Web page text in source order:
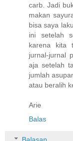
carb. Jadi
makan
bisa saya
ini setelah
karena kita
jurnal-jurnal
aja setelah
jumlah
atau beralih
Arie
Balas